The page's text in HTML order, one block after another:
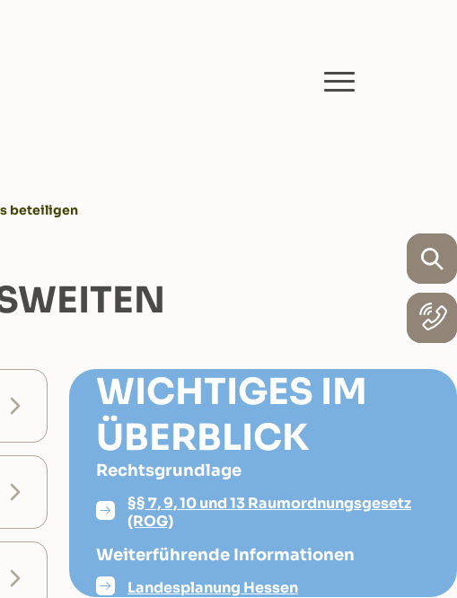
beteiligen
WICHTIGES IM
ÜBERBLICK
Rechtsgrundlage
§§ 7, 9, 10 und 13 Raumordnungsgesetz
(ROG)
Weiterführende Informationen
Landesplanung Hessen